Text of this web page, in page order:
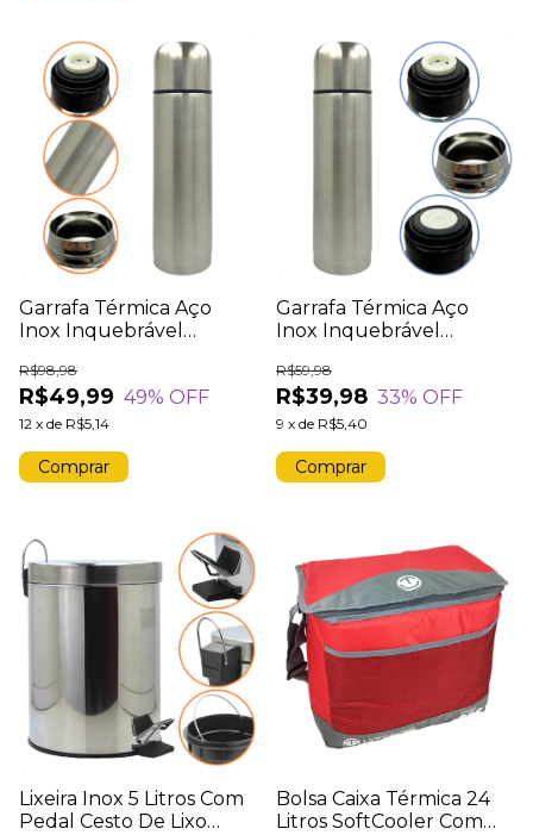
Garrafa Térmica Aço
Inox Inquebrável
Frio 750ML
R$49,99
R$98,98
49% OFF
12 x de R$5,14
Garrafa Térmica Aço
Inox Inquebrável
Frio 350ML
R$39,98
R$59,98
33% OFF
9 x de R$5,40
Lixeira Inox 5 Litros Com
Pedal Cesto De Lixo
Bolsa Caixa Térmica 24
Litros SoftCooler Com